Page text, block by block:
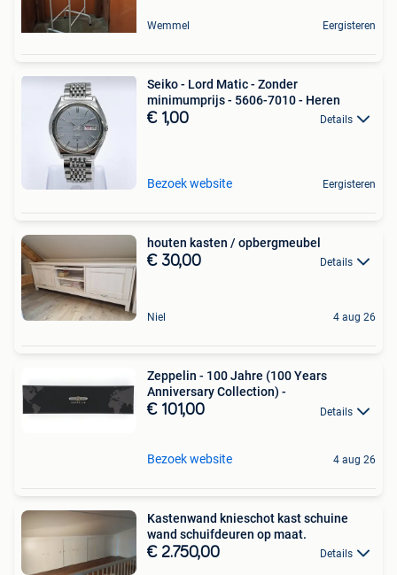
Wemmel Eergisteren
Seiko - Lord Matic - Zonder
minimumprijs - 5606-7010 - Heren
€ 1,00 Details
Bezoek website Eergisteren
houten kasten / opbergmeubel
€ 30,00 Details
Niel 4 aug 26
Zeppelin - 100 Jahre (100 Years
Anniversary Collection) -
€ 101,00 Details
Bezoek website 4 aug 26
Kastenwand knieschot kast schuine
wand schuifdeuren op maat.
€ 2.750,00 Details